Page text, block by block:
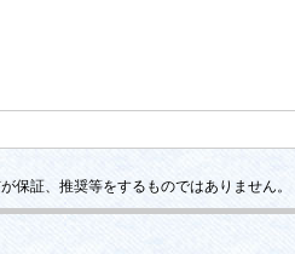
保証、推奨等をするものではありません。